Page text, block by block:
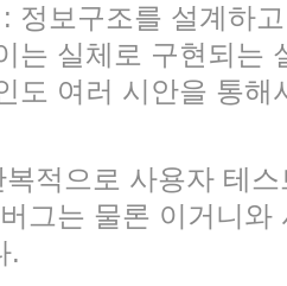
: 정보구조를 설계하
는 실체로 구현되는
도 여러 시안을 통
복적으로 사용자 테
그는 물론 이거니
.